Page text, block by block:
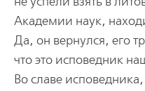
Академии наук,
Да, он вернулся, его
что это исповедник
Во славе